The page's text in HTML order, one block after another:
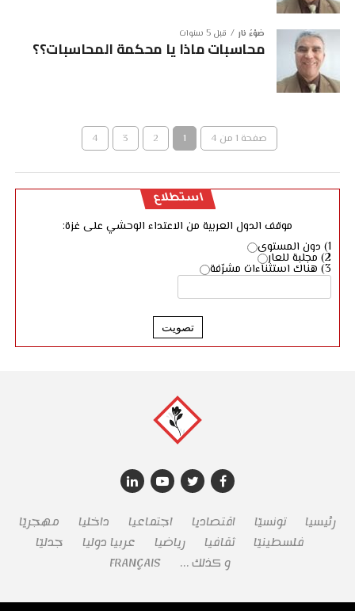
ضوْءُ نار قبل 5 سنوات
محاسبات ماذا يا محكمة المحاسبات؟؟
صفحة 1 من 4 1
2
3
4
استطلاع
موقف الدول العربية من الاعتداء الوحشي على غزة:
1) دون المستوى
2) مجلبة للعار
3) هناك استثناءات مشرّفة
تصويت
رئيسيا تونسيّا اقتصاديا اجتماعيا داخليا
مهجريّا
فلسطينيّا
ثقافيا رياضيا عربيا دوليا
جدليّا
و كذلك …
FRANÇAIS